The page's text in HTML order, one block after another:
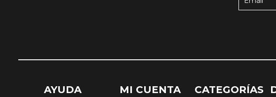
AYUDA MI CUENTA CATEGORÍAS